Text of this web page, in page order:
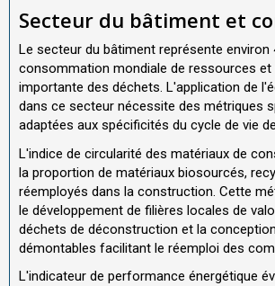
Secteur du bâtiment et
Le secteur du bâtiment représente environ
consommation mondiale de ressources et
importante des déchets. L'application de
dans ce secteur nécessite des métriques
adaptées aux spécificités du cycle de vie
L'indice de circularité des matériaux de
la proportion de matériaux biosourcés,
réemployés dans la construction. Cette
le développement de filières locales de
déchets de déconstruction et la
démontables facilitant le réemploi des
L'indicateur de performance énergétique